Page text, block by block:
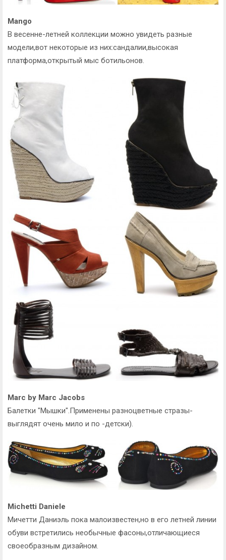
Mango
В весенне-летней коллекции можно увидеть разные
модели,вот некоторые из них:сандалии,высокая
платформа,открытый мыс ботильонов.
Marc by Marc Jacobs
Балетки "Мышки".Применены разноцветные стразы-
выглядят очень мило и по -детски).
Michetti Daniele
Мичетти Даниэль пока малоизвестен,но в его летней линии
обуви встретились необычные фасоны,отличающиеся
своеобразным дизайном.